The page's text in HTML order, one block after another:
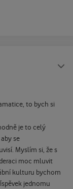
to bych si
je to celý
se
Myslím si, že s
moc mluvit
kulturu bychom
jednomu